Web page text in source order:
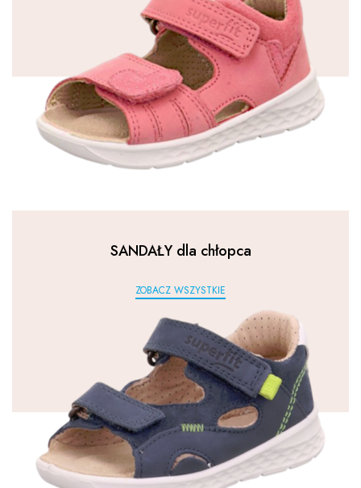
SANDAŁY dla chłopca
ZOBACZ WSZYSTKIE